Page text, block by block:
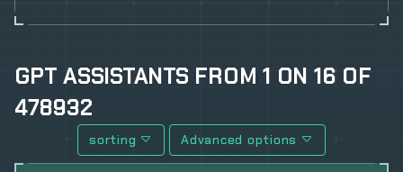
GPT ASSISTANTS FROM1 ON 16 OF
478932
sorting Advanced options